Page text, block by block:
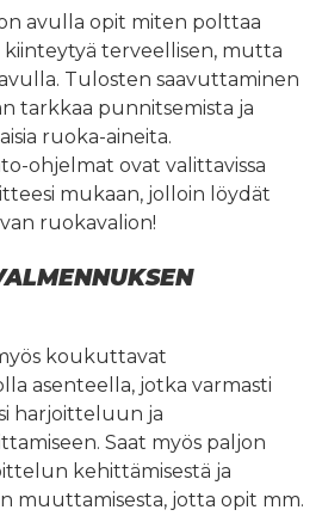
avulla opit miten polttaa
kiinteytyä terveellisen, mutta
Tulosten saavuttaminen
tarkkaa punnitsemista ja
ruoka-aineita.
ohjelmat ovat valittavissa
mukaan, jolloin löydät
ruokavalion!
koukuttavat
asenteella, jotka varmasti
harjoitteluun ja
Saat myös paljon
kehittämisestä ja
muuttamisesta, jotta opit mm.